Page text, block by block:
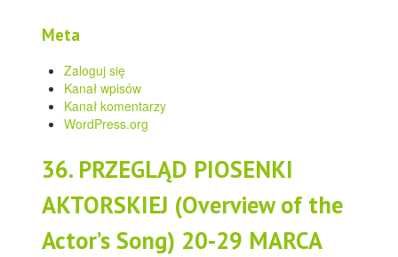
Meta
Zaloguj się
Kanał wpisów
Kanał komentarzy
WordPress.org
36. PRZEGLĄD PIOSENKI
AKTORSKIEJ (Overview of the
Actor’s Song) 20-29 MARCA